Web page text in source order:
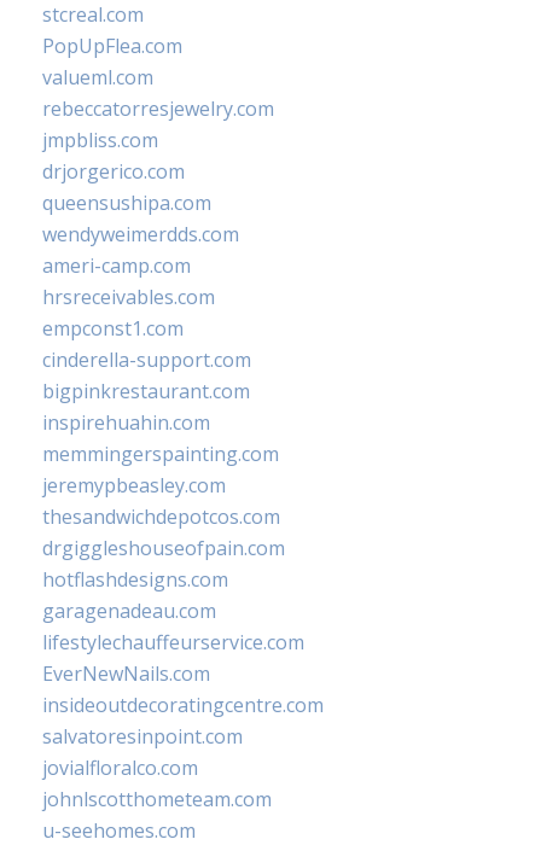
stcreal.com
PopUpFlea.com
valueml.com
rebeccatorresjewelry.com
jmpbliss.com
drjorgerico.com
queensushipa.com
wendyweimerdds.com
ameri-camp.com
hrsreceivables.com
empconst1.com
cinderella-support.com
bigpinkrestaurant.com
inspirehuahin.com
memmingerspainting.com
jeremypbeasley.com
thesandwichdepotcos.com
drgiggleshouseofpain.com
hotflashdesigns.com
garagenadeau.com
lifestylechauffeurservice.com
EverNewNails.com
insideoutdecoratingcentre.com
salvatoresinpoint.com
jovialfloralco.com
johnlscotthometeam.com
u-seehomes.com